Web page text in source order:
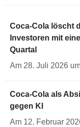
Coca-Cola löscht
Investoren mit
Quartal
Am 28. Juli 2026
Coca-Cola als
gegen KI
Am 12. Februar